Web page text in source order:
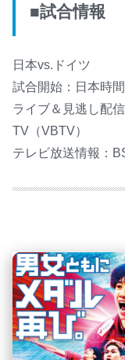
■試合情報
日本vs.ドイツ
試合開始：日本時
ライブ＆見逃し配
TV（VBTV）
テレビ放送情報：